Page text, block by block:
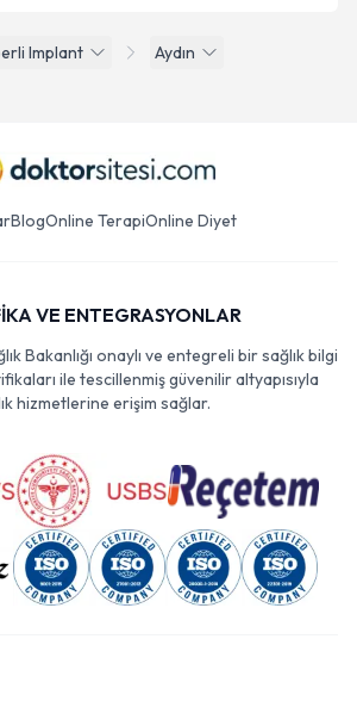
Implant
Aydın
BlogOnline TerapiOnline Diyet
VE ENTEGRASYONLAR
Bakanlığı onaylı ve entegreli bir sağlık bilgi
ile tescillenmiş güvenilir altyapısıyla
hizmetlerine erişim sağlar.